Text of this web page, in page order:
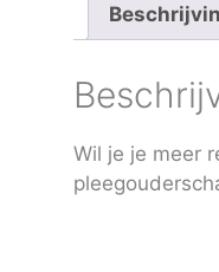
Wil je je meer